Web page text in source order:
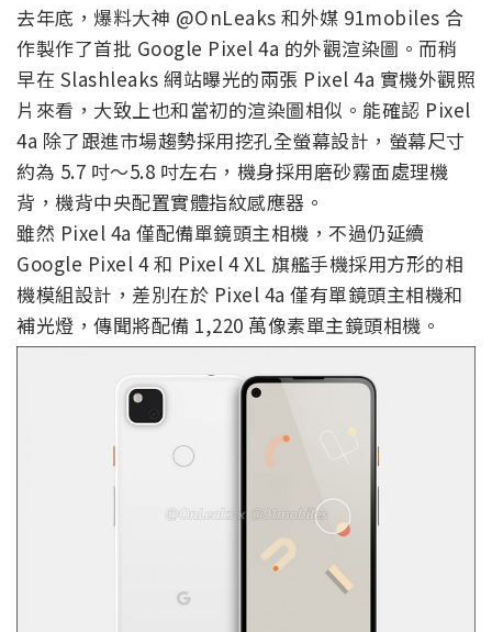
去年底，爆料大神 @OnLeaks 和外媒 91mobiles 合
作製作了首批 Google Pixel 4a 的外觀渲染圖。而稍
早在 Slashleaks 網站曝光的兩張 Pixel 4a 實機外觀照
片來看，大致上也和當初的渲染圖相似。能確認 Pixel
4a 除了跟進市場趨勢採用挖孔全螢幕設計，螢幕尺寸
約為 5.7 吋～5.8 吋左右，機身採用磨砂霧面處理機
背，機背中央配置實體指紋感應器。
雖然 Pixel 4a 僅配備單鏡頭主相機，不過仍延續
Google Pixel 4 和 Pixel 4 XL 旗艦手機採用方形的相
機模組設計，差別在於 Pixel 4a 僅有單鏡頭主相機和
補光燈，傳聞將配備 1,220 萬像素單主鏡頭相機。